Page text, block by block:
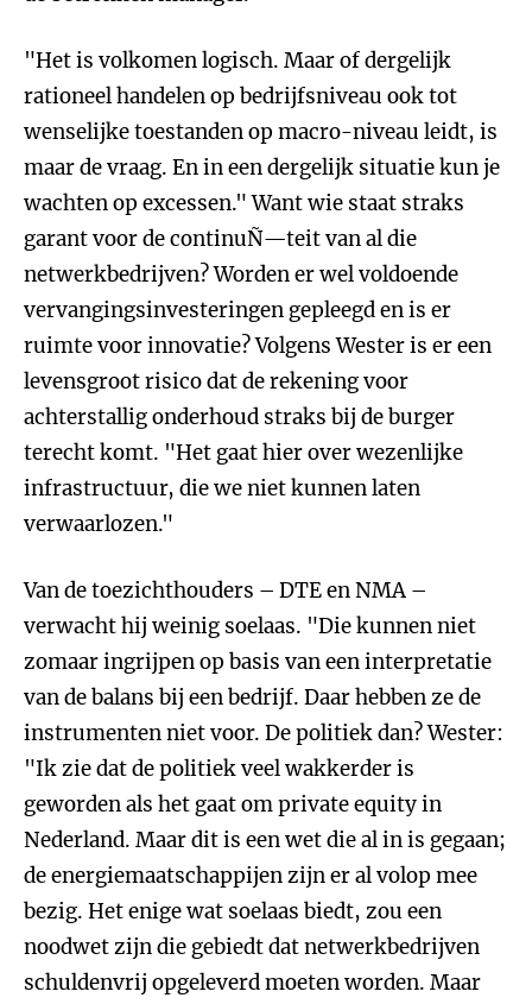
"Het is volkomen logisch. Maar of dergelijk
rationeel handelen op bedrijfsniveau ook tot
wenselijke toestanden op macro-niveau leidt, is
maar de vraag. En in een dergelijk situatie kun je
wachten op excessen." Want wie staat straks
garant voor de continuÑ—teit van al die
netwerkbedrijven? Worden er wel voldoende
vervangingsinvesteringen gepleegd en is er
ruimte voor innovatie? Volgens Wester is er een
levensgroot risico dat de rekening voor
achterstallig onderhoud straks bij de burger
terecht komt. "Het gaat hier over wezenlijke
infrastructuur, die we niet kunnen laten
verwaarlozen."
Van de toezichthouders – DTE en NMA –
verwacht hij weinig soelaas. "Die kunnen niet
zomaar ingrijpen op basis van een interpretatie
van de balans bij een bedrijf. Daar hebben ze de
instrumenten niet voor. De politiek dan? Wester:
"Ik zie dat de politiek veel wakkerder is
geworden als het gaat om private equity in
Nederland. Maar dit is een wet die al in is gegaan;
de energiemaatschappijen zijn er al volop mee
bezig. Het enige wat soelaas biedt, zou een
noodwet zijn die gebiedt dat netwerkbedrijven
schuldenvrij opgeleverd moeten worden. Maar